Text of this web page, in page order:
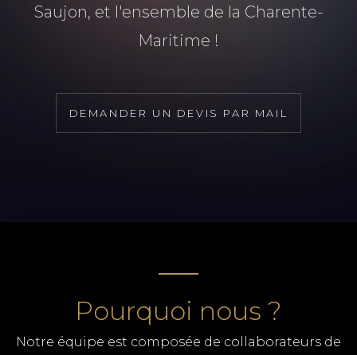
Saujon, et l'ensemble de la Charente-
Maritime !
DEMANDER UN DEVIS PAR MAIL
Pourquoi nous ?
Notre équipe est composée de collaborateurs de